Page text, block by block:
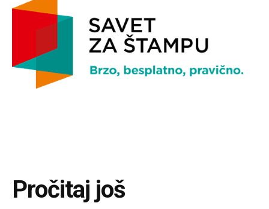
Pročitaj još